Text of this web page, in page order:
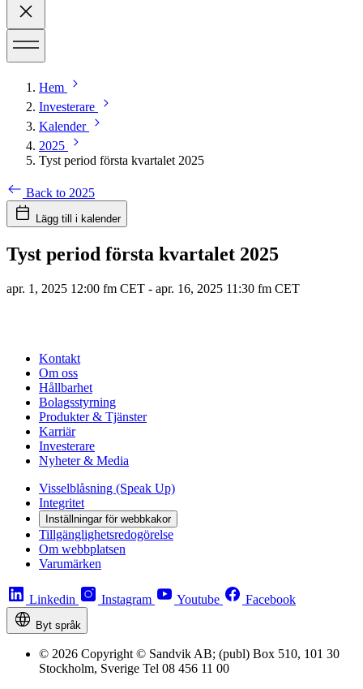
Hem
Investerare
Kalender
2025
Tyst period första kvartalet 2025
Back to 2025
Lägg till i kalender
Tyst period första kvartalet 2025
apr. 1, 2025 12:00 fm CET - apr. 16, 2025 11:30 fm CET
Kontakt
Om oss
Hållbarhet
Bolagsstyrning
Produkter & Tjänster
Karriär
Investerare
Nyheter & Media
Visselblåsning (Speak Up)
Integritet
Inställningar för webbkakor
Tillgänglighetsredogörelse
Om webbplatsen
Varumärken
Linkedin Instagram Youtube Facebook
Byt språk
© 2026 Copyright © Sandvik AB; (publ) Box 510, 101 30
Stockholm, Sverige Tel 08 456 11 00